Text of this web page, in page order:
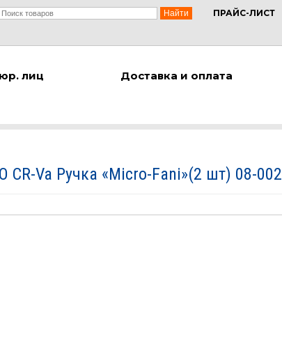
ПРАЙС-ЛИСТ
лиц Доставка и оплата
CR-Va Ручка «Micro-Fani»(2 шт) 08-002